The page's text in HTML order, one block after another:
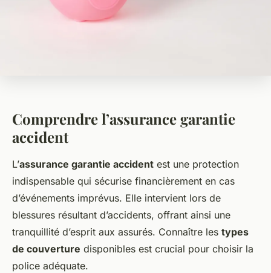
Comprendre l’assurance garantie
accident
L’assurance garantie accident est une protection
indispensable qui sécurise financièrement en cas
d’événements imprévus. Elle intervient lors de
blessures résultant d’accidents, offrant ainsi une
tranquillité d’esprit aux assurés. Connaître les types
de couverture disponibles est crucial pour choisir la
police adéquate.